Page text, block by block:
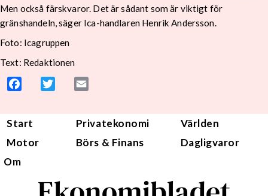
Men också färskvaror. Det är sådant som är viktigt för
gränshandeln, säger Ica-handlaren Henrik Andersson.
Foto: Icagruppen
Text: Redaktionen
Facebook Twitter
Start Privatekonomi
Världen
Motor
Börs & Finans
Dagligvaror
Om